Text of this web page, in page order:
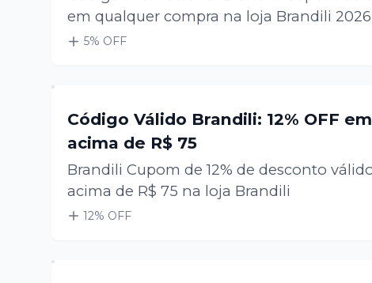
em qualquer compra na loja Brandili 2026
5% OFF
Código Válido Brandili: 12% OFF
acima de R$ 75
Brandili Cupom de 12% de desconto
acima de R$ 75 na loja Brandili
12% OFF